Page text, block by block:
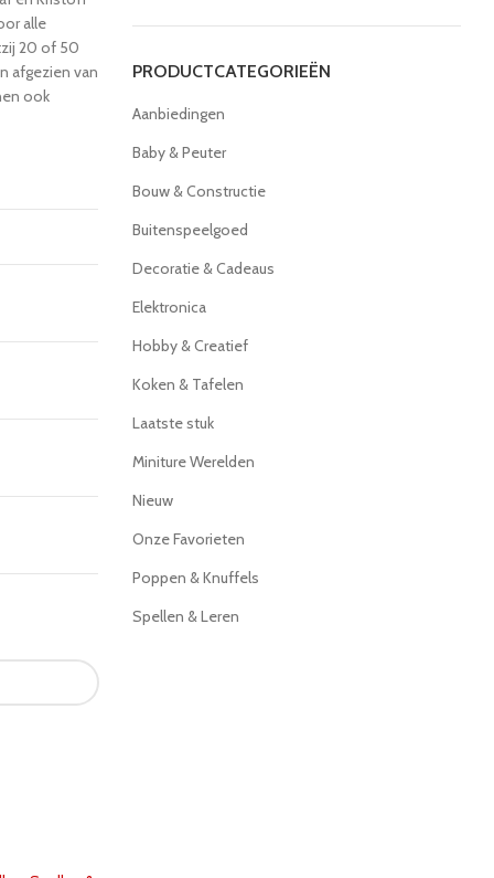
alle
20 of 50
afgezien van
ook
PRODUCTCATEGORIEËN
Aanbiedingen
Baby & Peuter
Bouw & Constructie
Buitenspeelgoed
Decoratie & Cadeaus
Elektronica
Hobby & Creatief
Koken & Tafelen
Laatste stuk
Miniture Werelden
Nieuw
Onze Favorieten
Poppen & Knuffels
Spellen & Leren